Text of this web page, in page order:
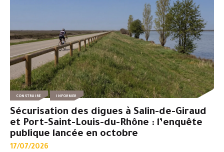
CONSTRUIRE INFORMER
Sécurisation des digues à Salin-de-Giraud
et Port-Saint-Louis-du-Rhône : l’enquête
publique lancée en octobre
17/07/2026